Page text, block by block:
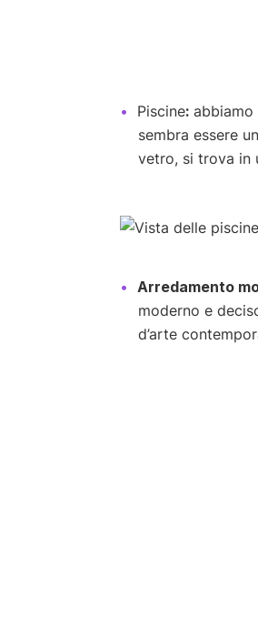
Piscine: abbiamo
sembra essere
vetro, si trova in
Arredamento
moderno e
d’arte